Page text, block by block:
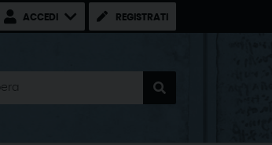
REGISTRATI
ACCEDI